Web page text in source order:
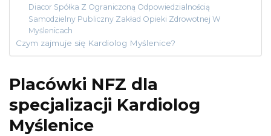
Diacor Spółka Z Ograniczoną Odpowiedzialnością
Samodzielny Publiczny Zakład Opieki Zdrowotnej W
Myślenicach
Czym zajmuje się Kardiolog Myślenice?
Placówki NFZ dla
specjalizacji Kardiolog
Myślenice